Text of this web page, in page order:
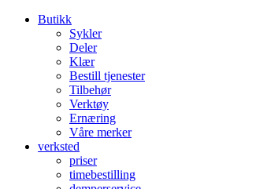
Butikk
Sykler
Deler
Klær
Bestill tjenester
Tilbehør
Verktøy
Ernæring
Våre merker
verksted
priser
timebestilling